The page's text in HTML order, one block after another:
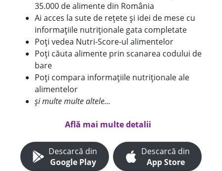
35.000 de alimente din România
Ai acces la sute de rețete și idei de mese cu
informațiile nutriționale gata completate
Poți vedea Nutri-Score-ul alimentelor
Poți căuta alimente prin scanarea codului de
bare
Poți compara informațiile nutriționale ale
alimentelor
și multe multe altele...
Află mai multe detalii
Descarcă din
Google Play
Descarcă din
App Store